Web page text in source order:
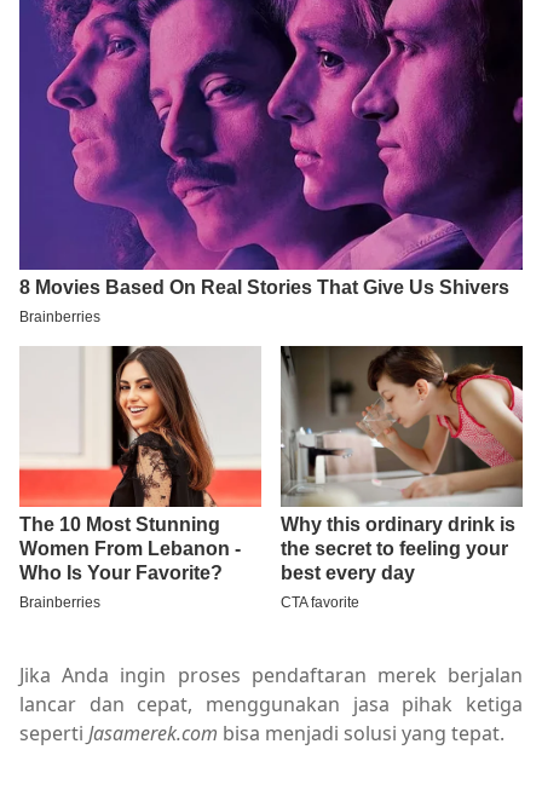
Jika Anda ingin proses pendaftaran merek berjalan
lancar dan cepat, menggunakan jasa pihak ketiga
seperti Jasamerek.com bisa menjadi solusi yang tepat.